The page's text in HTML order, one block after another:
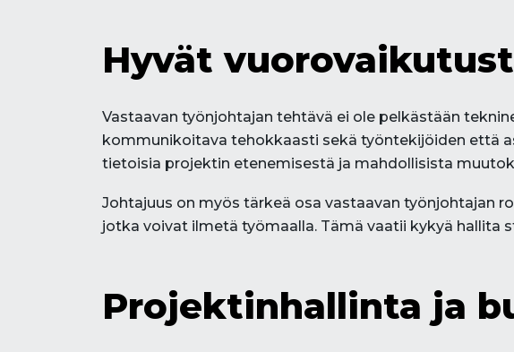
Hyvät
Vastaavan työnjohtajan tehtävä ei ole pelkästään
kommunikoitava tehokkaasti sekä työntekijöiden että
tietoisia projektin etenemisestä ja mahdollisista
Johtajuus on myös tärkeä osa vastaavan työnjohtajan
jotka voivat ilmetä työmaalla. Tämä vaatii kykyä hallita
Projektinhallinta ja